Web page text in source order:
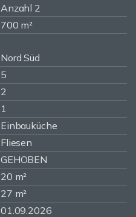
Anzahl 2
700 m²
Nord Süd
5
2
1
Einbauküche
Fliesen
GEHOBEN
20 m²
27 m²
01.09.2026